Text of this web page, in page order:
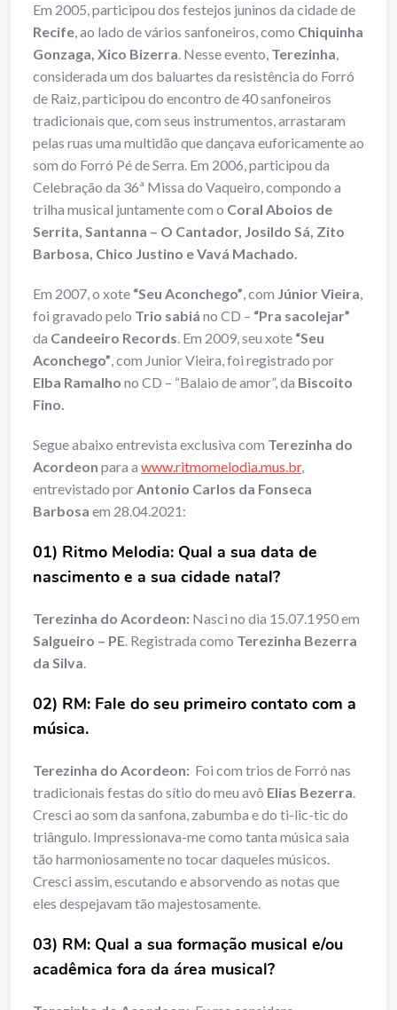
Em 2005, participou dos festejos juninos da cidade de
Recife, ao lado de vários sanfoneiros, como Chiquinha
Gonzaga, Xico Bizerra. Nesse evento, Terezinha,
considerada um dos baluartes da resistência do Forró
de Raiz, participou do encontro de 40 sanfoneiros
tradicionais que, com seus instrumentos, arrastaram
pelas ruas uma multidão que dançava euforicamente ao
som do Forró Pé de Serra. Em 2006, participou da
Celebração da 36ª Missa do Vaqueiro, compondo a
trilha musical juntamente com o Coral Aboios de
Serrita, Santanna – O Cantador, Josildo Sá, Zito
Barbosa, Chico Justino e Vavá Machado.
Em 2007, o xote “Seu Aconchego”, com Júnior Vieira,
foi gravado pelo Trio sabiá no CD – “Pra sacolejar”
da Candeeiro Records. Em 2009, seu xote “Seu
Aconchego”, com Junior Vieira, foi registrado por
Elba Ramalho no CD – “Balaio de amor”, da Biscoito
Fino.
Segue abaixo entrevista exclusiva com Terezinha do
Acordeon para a www.ritmomelodia.mus.br,
entrevistado porAntonio Carlos da Fonseca
Barbosa em 28.04.2021:
01) Ritmo Melodia: Qual a sua data de
nascimento e a sua cidade natal?
Terezinha do Acordeon: Nasci no dia 15.07.1950 em
Salgueiro – PE. Registrada como Terezinha Bezerra
da Silva.
02) RM: Fale do seu primeiro contato com a
música.
Terezinha do Acordeon: Foi com trios de Forró nas
tradicionais festas do sítio do meu avô Elias Bezerra.
Cresci ao som da sanfona, zabumba e do ti-lic-tic do
triângulo. Impressionava-me como tanta música saia
tão harmoniosamente no tocar daqueles músicos.
Cresci assim, escutando e absorvendo as notas que
eles despejavam tão majestosamente.
03) RM: Qual a sua formação musical e/ou
acadêmica fora da área musical?